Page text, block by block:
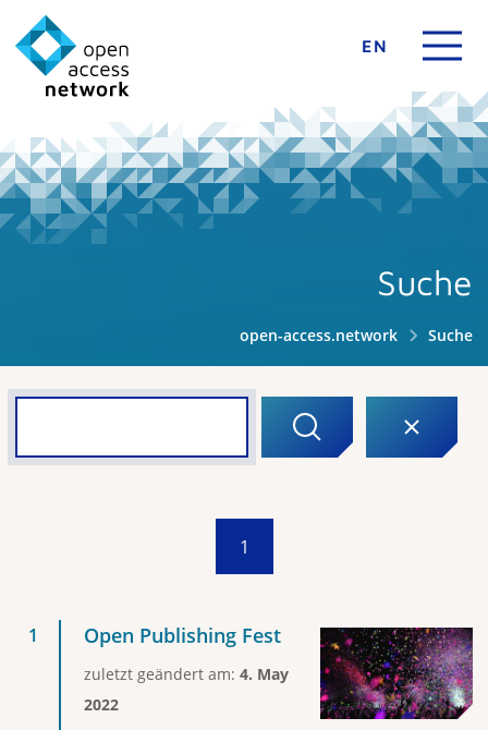
EN
Suche
open-access.network Suche
1
Open Publishing Fest
zuletzt geändert am: 4. May
2022